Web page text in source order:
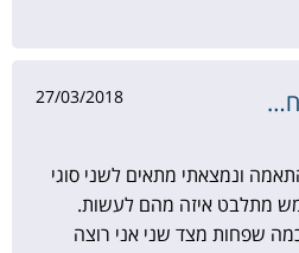
27/03/2018
ונמצאתי מתאים לשני סוגי
מתלבט איזה מהם לעשות.
שפחות מצד שני אני רוצה